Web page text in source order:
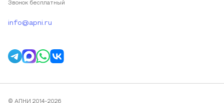
Звонок бесплатный
info@apni.ru
© АПНИ 2014-2026